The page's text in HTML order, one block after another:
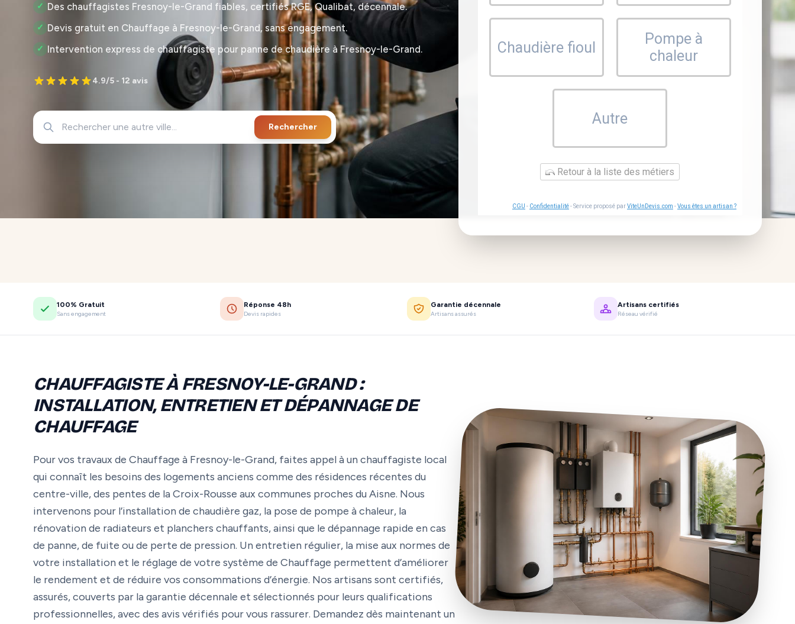
✓ Des chauffagistes Fresnoy-le-Grand fiables, certifiés RGE, Qualibat, décennale.
✓ Devis gratuit en Chauffage à Fresnoy-le-Grand, sans engagement.
✓ Intervention express de chauffagiste pour panne de chaudière à Fresnoy-le-Grand.
4.9/5 - 12 avis
Rechercher
Chaudière fioul
Pompe à
chaleur
Autre
Retour à la liste des métiers
CGU - Confidentialité- Service proposé parViteUnDevis.com -Vous êtes un artisan ?
100% Gratuit
Sans engagement
Réponse 48h
Devis rapides
Garantie décennale
Artisans assurés
Artisans certifiés
Réseau vérifié
CHAUFFAGISTE À FRESNOY-LE-GRAND :
INSTALLATION, ENTRETIEN ET DÉPANNAGE DE
CHAUFFAGE
Pour vos travaux de Chauffage à Fresnoy-le-Grand, faites appel à un chauffagiste local
qui connaît les besoins des logements anciens comme des résidences récentes du
centre-ville, des pentes de la Croix-Rousse aux communes proches du Aisne. Nous
intervenons pour l’installation de chaudière gaz, la pose de pompe à chaleur, la
rénovation de radiateurs et planchers chauffants, ainsi que le dépannage rapide en cas
de panne, de fuite ou de perte de pression. Un entretien régulier, la mise aux normes de
votre installation et le réglage de votre système de Chauffage permettent d’améliorer
le rendement et de réduire vos consommations d’énergie. Nos artisans sont certifiés,
assurés, couverts par la garantie décennale et sélectionnés pour leurs qualifications
professionnelles, avec des avis vérifiés pour vous rassurer. Demandez dès maintenant un